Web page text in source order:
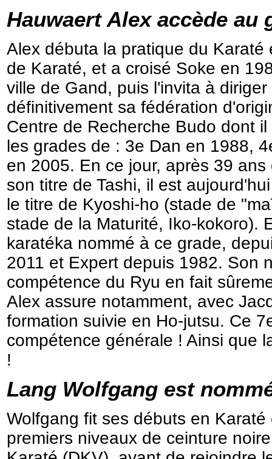
Hauwaert Alexaccède au
Alex débuta la pratique du
de Karaté, et a croisé Soke en
ville de Gand, puis l'invita à
définitivement sa fédération
Centre de Recherche Budo dont
les grades de : 3e Dan en 1988,
en 2005. En ce jour, après 39
son titre de Tashi, il est
le titre de Kyoshi-ho (stade de
stade de la Maturité, Iko-kokoro).
karatéka nommé à ce grade,
2011 et Expert depuis 1982. Son
compétence du Ryu en fait
Alex assure notamment, avec
formation suivie en Ho-jutsu. Ce
compétence générale ! Ainsi que
!
Lang Wolfgang est
Wolfgang fit ses débuts en Karaté
premiers niveaux de ceinture